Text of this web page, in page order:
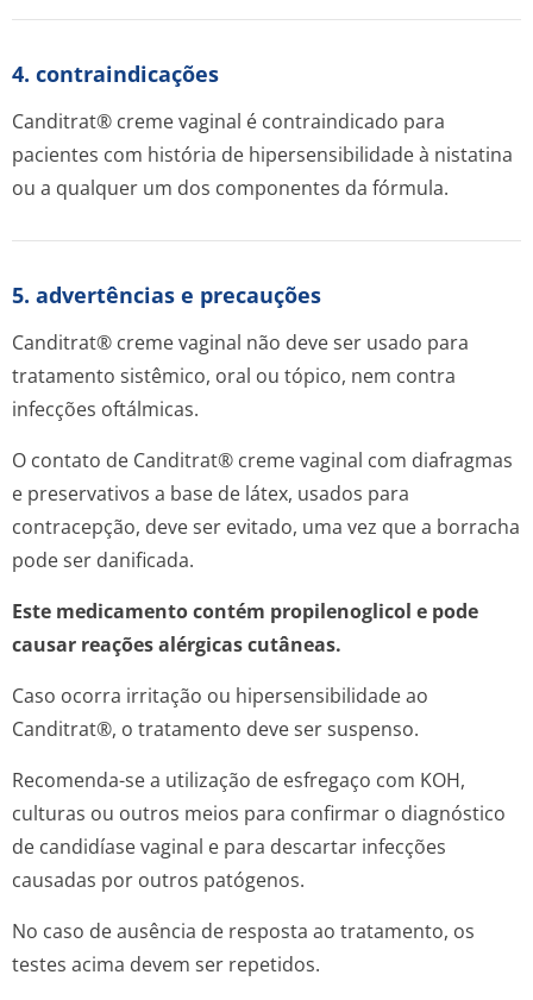
4. contraindicações
Canditrat® creme vaginal é contraindicado para
pacientes com história de hipersensibilidade à nistatina
ou a qualquer um dos componentes da fórmula.
5. advertências e precauções
Canditrat® creme vaginal não deve ser usado para
tratamento sistêmico, oral ou tópico, nem contra
infecções oftálmicas.
O contato de Canditrat® creme vaginal com diafragmas
e preservativos a base de látex, usados para
contracepção, deve ser evitado, uma vez que a borracha
pode ser danificada.
Este medicamento contém propilenoglicol e pode
causar reações alérgicas cutâneas.
Caso ocorra irritação ou hipersensibilidade ao
Canditrat®, o tratamento deve ser suspenso.
Recomenda-se a utilização de esfregaço com KOH,
culturas ou outros meios para confirmar o diagnóstico
de candidíase vaginal e para descartar infecções
causadas por outros patógenos.
No caso de ausência de resposta ao tratamento, os
testes acima devem ser repetidos.